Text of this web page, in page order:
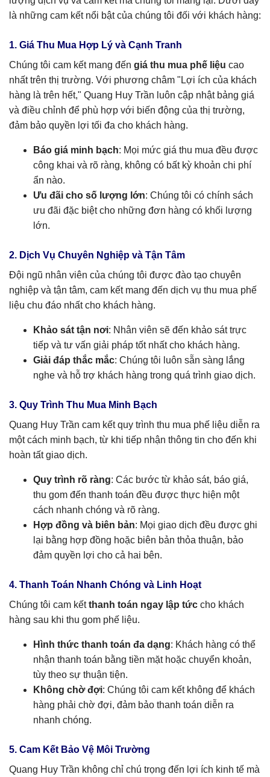
là những cam kết nổi bật của chúng tôi đối với khách hàng:
1. Giá Thu Mua Hợp Lý và Cạnh Tranh
Chúng tôi cam kết mang đến giá thu mua phế liệu cao
nhất trên thị trường. Với phương châm "Lợi ích của khách
hàng là trên hết," Quang Huy Trần luôn cập nhật bảng giá
và điều chỉnh để phù hợp với biến động của thị trường,
đảm bảo quyền lợi tối đa cho khách hàng.
Báo giá minh bạch: Mọi mức giá thu mua đều được
công khai và rõ ràng, không có bất kỳ khoản chi phí
ẩn nào.
Ưu đãi cho số lượng lớn: Chúng tôi có chính sách
ưu đãi đặc biệt cho những đơn hàng có khối lượng
lớn.
2. Dịch Vụ Chuyên Nghiệp và Tận Tâm
Đội ngũ nhân viên của chúng tôi được đào tạo chuyên
nghiệp và tận tâm, cam kết mang đến dịch vụ thu mua phế
liệu chu đáo nhất cho khách hàng.
Khảo sát tận nơi: Nhân viên sẽ đến khảo sát trực
tiếp và tư vấn giải pháp tốt nhất cho khách hàng.
Giải đáp thắc mắc: Chúng tôi luôn sẵn sàng lắng
nghe và hỗ trợ khách hàng trong quá trình giao dịch.
3. Quy Trình Thu Mua Minh Bạch
Quang Huy Trần cam kết quy trình thu mua phế liệu diễn ra
một cách minh bạch, từ khi tiếp nhận thông tin cho đến khi
hoàn tất giao dịch.
Quy trình rõ ràng: Các bước từ khảo sát, báo giá,
thu gom đến thanh toán đều được thực hiện một
cách nhanh chóng và rõ ràng.
Hợp đồng và biên bản: Mọi giao dịch đều được ghi
lại bằng hợp đồng hoặc biên bản thỏa thuận, bảo
đảm quyền lợi cho cả hai bên.
4. Thanh Toán Nhanh Chóng và Linh Hoạt
Chúng tôi cam kếtthanh toán ngay lập tức cho khách
hàng sau khi thu gom phế liệu.
Hình thức thanh toán đa dạng: Khách hàng có thể
nhận thanh toán bằng tiền mặt hoặc chuyển khoản,
tùy theo sự thuận tiện.
Không chờ đợi: Chúng tôi cam kết không để khách
hàng phải chờ đợi, đảm bảo thanh toán diễn ra
nhanh chóng.
5. Cam Kết Bảo Vệ Môi Trường
Quang Huy Trần không chỉ chú trọng đến lợi ích kinh tế mà